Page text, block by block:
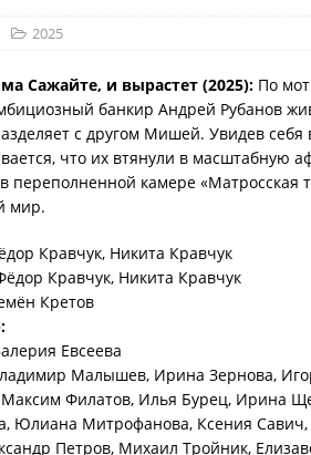
2025
Сажайте, и вырастет (2025): По
банкир Андрей Рубанов
с другом Мишей. Увидев себя
что их втянули в масштабную
переполненной камере
мир.
Кравчук, Никита Кравчук
Кравчук, Никита Кравчук
Кретов
Евсеева
Малышев, Ирина Зернова,
Филатов, Илья Бурец, Ирина
Юлиана Митрофанова, Ксения
Петров, Михаил Тройник,